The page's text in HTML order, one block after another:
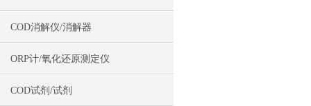
COD消解仪/消解器
ORP计/氧化还原测定仪
COD试剂/试剂